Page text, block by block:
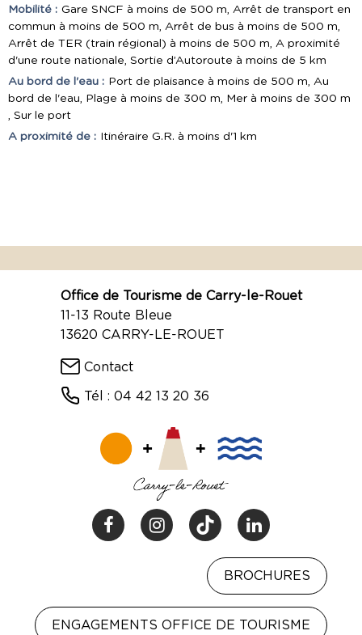
Mobilité : Gare SNCF à moins de 500 m Arrêt de transport en
commun à moins de 500 m Arrêt de bus à moins de 500 m
Arrêt de TER (train régional) à moins de 500 m A proximité
d'une route nationale Sortie d’Autoroute à moins de 5 km
Au bord de l'eau : Port de plaisance à moins de 500 m Au
bord de l'eau Plage à moins de 300 m Mer à moins de 300 m
Sur le port
A proximité de : Itinéraire G.R. à moins d'1 km
Office de Tourisme de Carry-le-Rouet
11-13 Route Bleue
13620 CARRY-LE-ROUET
Contact
Tél : 04 42 13 20 36
BROCHURES
ENGAGEMENTS OFFICE DE TOURISME